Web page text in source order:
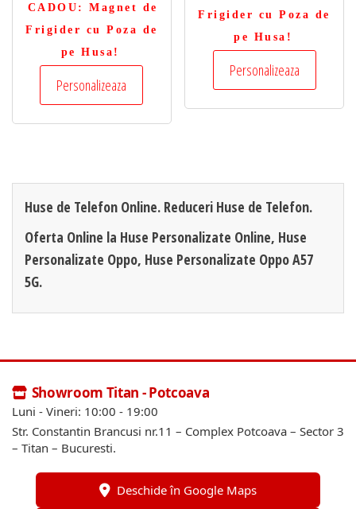
CADOU : Magnet de
Frigider cu Poza de
pe Husa!
Personalizeaza
Frigider cu Poza de
pe Husa!
Personalizeaza
Huse de Telefon Online. Reduceri Huse de Telefon.
Oferta Online la Huse Personalizate Online, Huse
Personalizate Oppo, Huse Personalizate Oppo A57
5G.
Showroom Titan - Potcoava
Luni - Vineri: 10:00 - 19:00
Str. Constantin Brancusi nr.11 – Complex Potcoava – Sector 3
– Titan – Bucuresti.
Deschide în Google Maps